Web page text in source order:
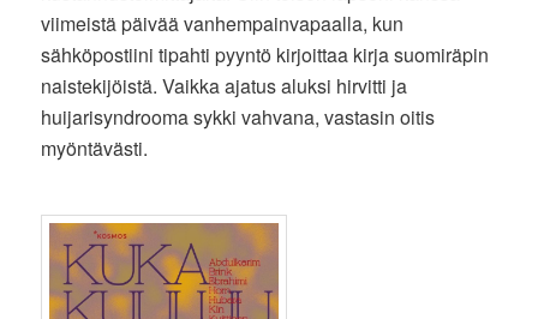
viimeistä päivää vanhempainvapaalla, kun
sähköpostiini tipahti pyyntö kirjoittaa kirja suomiräpin
naistekijöistä. Vaikka ajatus aluksi hirvitti ja
huijarisyndrooma sykki vahvana, vastasin oitis
myöntävästi.